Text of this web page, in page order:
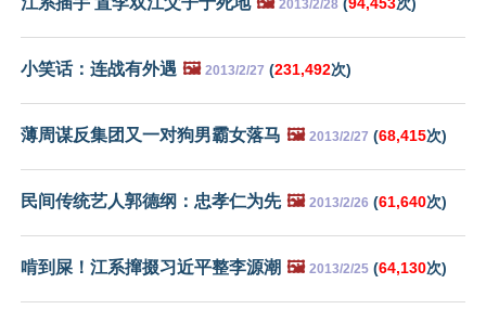
2013/2/28
小笑话：连战有外遇 🖼️ 2013/2/27 (231,492次)
薄周谋反集团又一对狗男霸女落马 🖼️ 2013/2/27 (68,415次)
民间传统艺人郭德纲：忠孝仁为先 🖼️ 2013/2/26 (61,640次)
啃到屎！江系撺掇习近平整李源潮 🖼️ 2013/2/25 (64,130次)